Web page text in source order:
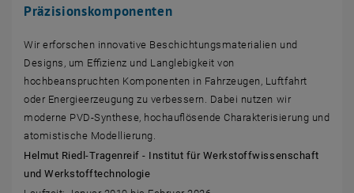
FacebookLinkedInYouTube
Präzisionskomponenten
Wir erforschen innovative Beschichtungsmaterialien und
Designs, um Effizienz und Langlebigkeit von
hochbeanspruchten Komponenten in Fahrzeugen, Luftfahrt
oder Energieerzeugung zu verbessern. Dabei nutzen wir
moderne PVD-Synthese, hochauflösende Charakterisierung und
atomistische Modellierung.
Helmut Riedl-Tragenreif - Institut für Werkstoffwissenschaft
und Werkstofftechnologie